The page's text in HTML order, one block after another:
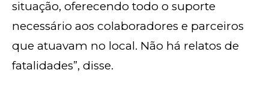
situação, oferecendo todo o suporte
necessário aos colaboradores e parceiros
que atuavam no local. Não há relatos de
fatalidades”, disse.